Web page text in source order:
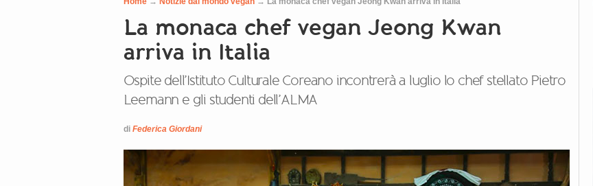
La monaca chef vegan Jeong Kwan
arriva in Italia
Ospite dell’Istituto Culturale Coreano incontrerà a luglio lo chef stellato Pietro
Leemann e gli studenti dell’ALMA
di Federica Giordani